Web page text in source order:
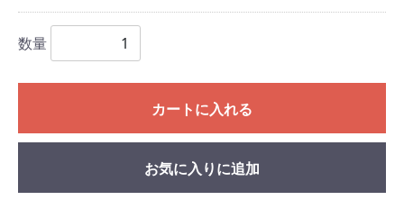
数量
カートに入れる
お気に入りに追加